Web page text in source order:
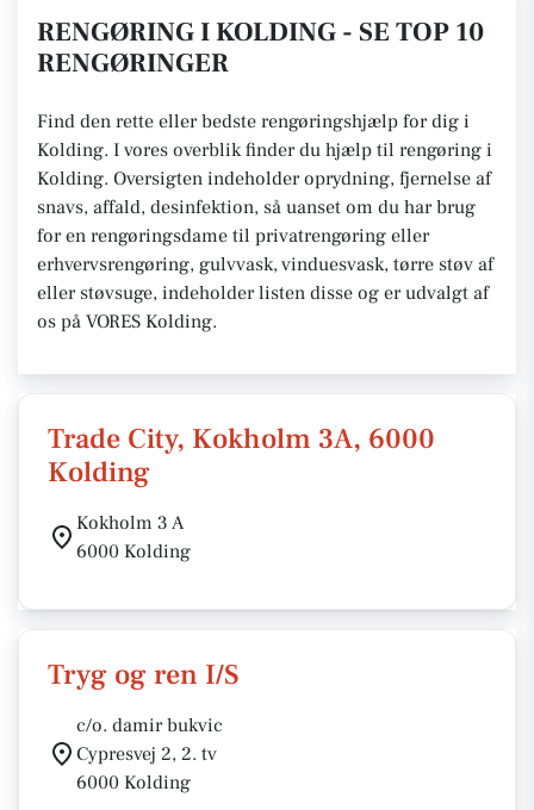
RENGØRING I KOLDING - SE TOP 10
RENGØRINGER
Find den rette eller bedste rengøringshjælp for dig i
Kolding. I vores overblik finder du hjælp til rengøring i
Kolding. Oversigten indeholder oprydning, fjernelse af
snavs, affald, desinfektion, så uanset om du har brug
for en rengøringsdame til privatrengøring eller
erhvervsrengøring, gulvvask, vinduesvask, tørre støv af
eller støvsuge, indeholder listen disse og er udvalgt af
os på VORES Kolding.
Trade City, Kokholm 3A, 6000
Kolding
Kokholm 3 A
6000 Kolding
Tryg og ren I/S
c/o. damir bukvic
Cypresvej 2, 2. tv
6000 Kolding